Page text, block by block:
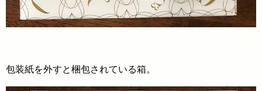
包装紙を外すと梱包されている箱。